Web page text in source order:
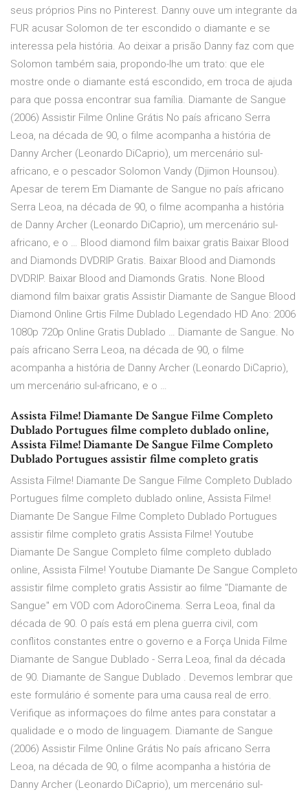
seus próprios Pins no Pinterest. Danny ouve um integrante da
FUR acusar Solomon de ter escondido o diamante e se
interessa pela história. Ao deixar a prisão Danny faz com que
Solomon também saia, propondo-lhe um trato: que ele
mostre onde o diamante está escondido, em troca de ajuda
para que possa encontrar sua família. Diamante de Sangue
(2006) Assistir Filme Online Grátis No país africano Serra
Leoa, na década de 90, o filme acompanha a história de
Danny Archer (Leonardo DiCaprio), um mercenário sul-
africano, e o pescador Solomon Vandy (Djimon Hounsou).
Apesar de terem Em Diamante de Sangue no país africano
Serra Leoa, na década de 90, o filme acompanha a história
de Danny Archer (Leonardo DiCaprio), um mercenário sul-
africano, e o … Blood diamond film baixar gratis Baixar Blood
and Diamonds DVDRIP Gratis. Baixar Blood and Diamonds
DVDRIP. Baixar Blood and Diamonds Gratis. None Blood
diamond film baixar gratis Assistir Diamante de Sangue Blood
Diamond Online Grtis Filme Dublado Legendado HD Ano: 2006
1080p 720p Online Gratis Dublado … Diamante de Sangue. No
país africano Serra Leoa, na década de 90, o filme
acompanha a história de Danny Archer (Leonardo DiCaprio),
um mercenário sul-africano, e o …
Assista Filme! Diamante De Sangue Filme Completo
Dublado Portugues filme completo dublado online,
Assista Filme! Diamante De Sangue Filme Completo
Dublado Portugues assistir filme completo gratis
Assista Filme! Diamante De Sangue Filme Completo Dublado
Portugues filme completo dublado online, Assista Filme!
Diamante De Sangue Filme Completo Dublado Portugues
assistir filme completo gratis Assista Filme! Youtube
Diamante De Sangue Completo filme completo dublado
online, Assista Filme! Youtube Diamante De Sangue Completo
assistir filme completo gratis Assistir ao filme "Diamante de
Sangue" em VOD com AdoroCinema. Serra Leoa, final da
década de 90. O país está em plena guerra civil, com
conflitos constantes entre o governo e a Força Unida Filme
Diamante de Sangue Dublado - Serra Leoa, final da década
de 90. Diamante de Sangue Dublado . Devemos lembrar que
este formulário é somente para uma causa real de erro.
Verifique as informaçoes do filme antes para constatar a
qualidade e o modo de linguagem. Diamante de Sangue
(2006) Assistir Filme Online Grátis No país africano Serra
Leoa, na década de 90, o filme acompanha a história de
Danny Archer (Leonardo DiCaprio), um mercenário sul-